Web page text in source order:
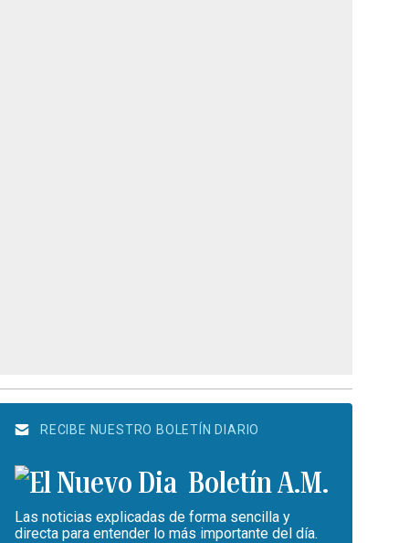
RECIBE NUESTRO BOLETÍN DIARIO
Boletín A.M.
Las noticias explicadas de forma sencilla y
directa para entender lo más importante del día.